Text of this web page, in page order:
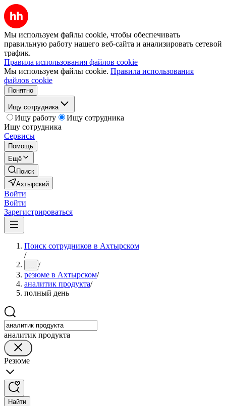
Мы используем файлы cookie, чтобы обеспечивать
правильную работу нашего веб-сайта и анализировать сетевой
трафик.
Правила использования файлов cookie
Мы используем файлы cookie. Правила использования
файлов cookie
Понятно
Ищу сотрудника
Ищу работу
Ищу сотрудника
Ищу сотрудника
Сервисы
Помощь
Ещё
Поиск
Ахтырский
Войти
Войти
Зарегистрироваться
Поиск сотрудников в Ахтырском
/
... /
резюме в Ахтырском/
аналитик продукта/
полный день
аналитик продукта
Резюме
Найти